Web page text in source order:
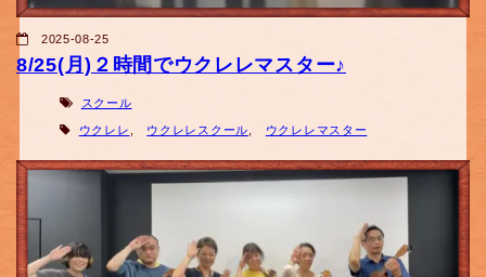
2025-08-25
8/25(月)２時間でウクレレマスター♪
スクール
ウクレレ ウクレレスクール ウクレレマスター